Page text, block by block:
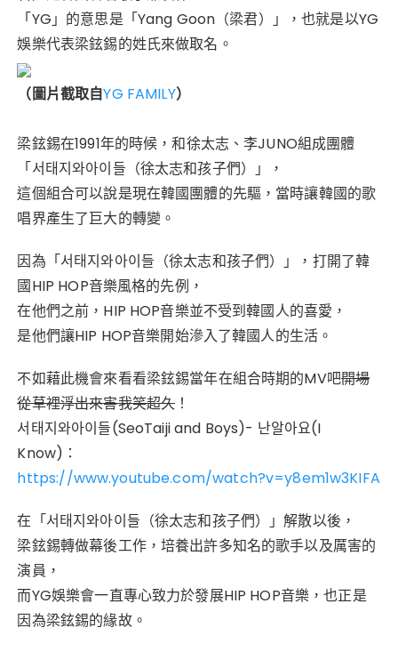
o
o
p
p
「YG」的意思是「Yang Goon（梁君）」，也就是以YG
娛樂代表梁鉉錫的姓氏來做取名。
（圖片截取自YG FAMILY）
梁鉉錫在1991年的時候，和徐太志、李JUNO組成團體
「서태지와아이들（徐太志和孩子們）」，
這個組合可以說是現在韓國團體的先驅，當時讓韓國的歌
唱界產生了巨大的轉變。
因為「서태지와아이들（徐太志和孩子們）」，打開了韓
國HIP HOP音樂風格的先例，
在他們之前，HIP HOP音樂並不受到韓國人的喜愛，
是他們讓HIP HOP音樂開始滲入了韓國人的生活。
不如藉此機會來看看梁鉉錫當年在組合時期的MV吧開場
從草裡浮出來害我笑超久！
서태지와아이들(SeoTaiji and Boys)- 난알아요(I
Know)：
https://www.youtube.com/watch?v=y8em1w3KIFA
在「서태지와아이들（徐太志和孩子們）」解散以後，
梁鉉錫轉做幕後工作，培養出許多知名的歌手以及厲害的
演員，
而YG娛樂會一直專心致力於發展HIP HOP音樂，也正是
因為梁鉉錫的緣故。